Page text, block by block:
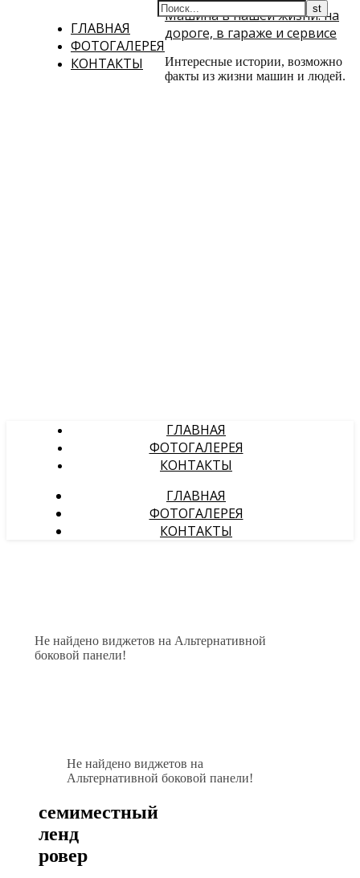
ГЛАВНАЯ
ФОТОГАЛЕРЕЯ
КОНТАКТЫ
Машина в нашей жизни: на
дороге, в гараже и сервисе
Интересные истории, возможно
факты из жизни машин и людей.
ГЛАВНАЯ
ФОТОГАЛЕРЕЯ
КОНТАКТЫ
ГЛАВНАЯ
ФОТОГАЛЕРЕЯ
КОНТАКТЫ
Не найдено виджетов на Альтернативной
боковой панели!
Не найдено виджетов на
Альтернативной боковой панели!
семиместный
ленд
ровер